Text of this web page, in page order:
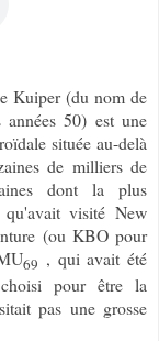
Kuiper (du nom de
50) est une
située au-delà
de milliers de
dont la plus
qu'avait visité New
(ou KBO pour
69 , qui avait été
pour être la
pas une grosse